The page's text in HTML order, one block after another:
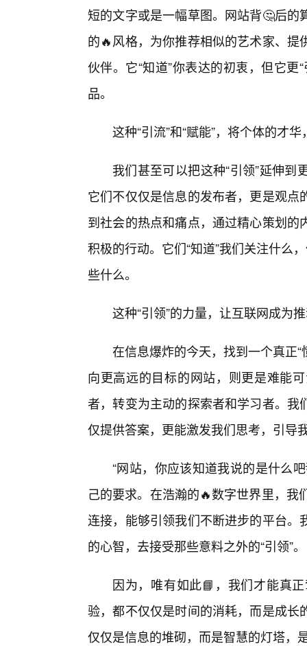
短的文字或是一幅草图。网站背🤔后
的🔥风格，为你推荐相似的艺术家、
伙伴。它“知道”你表达的初衷，但它
品。
这种“引流”和“赋能”，将个体的才
我们甚至可以把这种“引领”延伸
它们不仅仅是信息的发布者，更是观
到社会的热点和痛点，通过精心策划
积极的行动。它们“知道”我们关注什么
些什么。
这种“引领”的力量，让互联网成为
在信息爆炸的今天，找到一个真正
向更高远的目标的网站，则更是难能
者，转变为主动的探索者和学习者。
仅提供答案，更能激发我们思考，引导
“网站，你应该知道我说的是什么
己的要求。在浩瀚的🔥数字世界里，
连接，能够引领我们不断进步的平台
的心智，去接受那些意料之外的“引领”。
因为，唯有如此📘，我们才能真
验，都不仅仅是时间的消耗，而是成
仅仅是信息的堆砌，而是智慧的灯塔，